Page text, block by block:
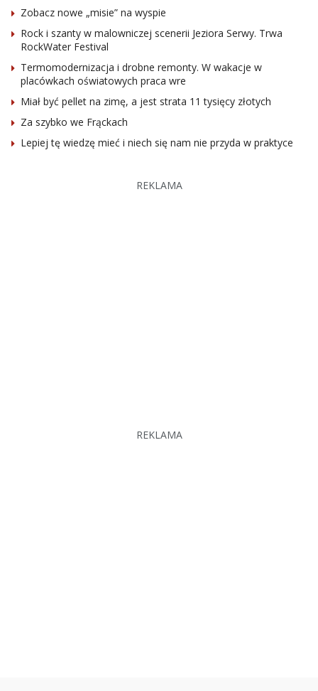
Zobacz nowe „misie” na wyspie
Rock i szanty w malowniczej scenerii Jeziora Serwy. Trwa
RockWater Festival
Termomodernizacja i drobne remonty. W wakacje w
placówkach oświatowych praca wre
Miał być pellet na zimę, a jest strata 11 tysięcy złotych
Za szybko we Frąckach
Lepiej tę wiedzę mieć i niech się nam nie przyda w praktyce
REKLAMA
REKLAMA